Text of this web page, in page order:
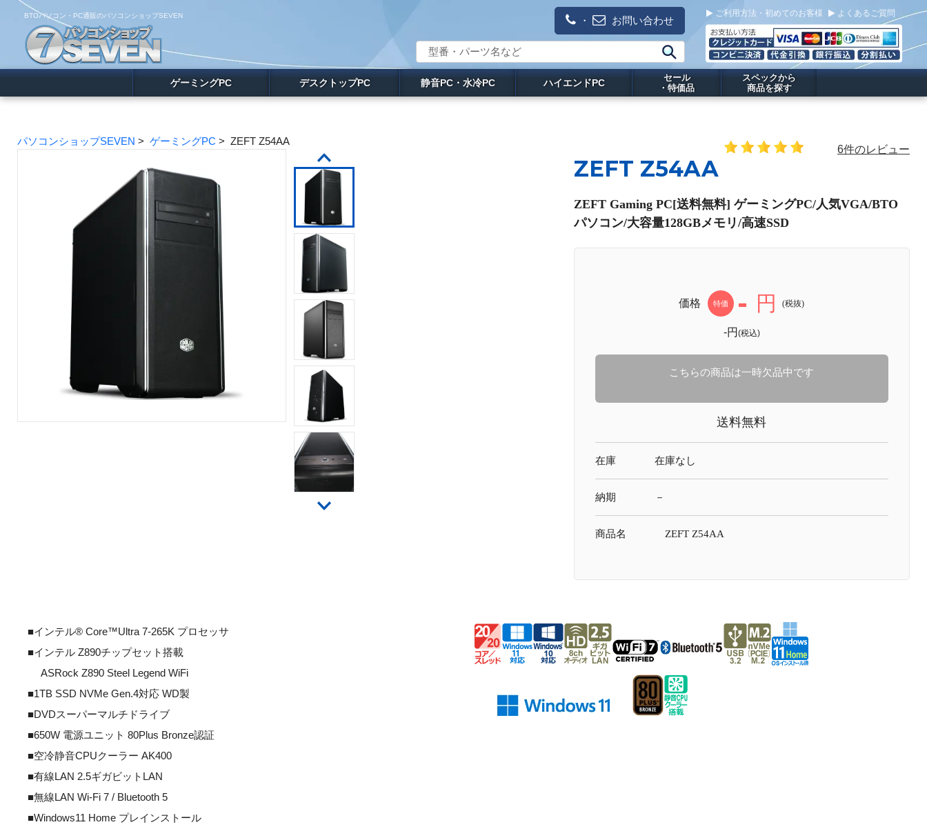
BTOパソコン・PC通販のパソコンショップSEVEN ・ お問い合わせ
ご利用方法・初めてのお客様 よくあるご質問
ゲーミングPC デスクトップPC 静音PC・水冷PC ハイエンドPC
セール
・特価品
スペックから
商品を探す
パソコンショップSEVEN > ゲーミングPC > ZEFT Z54AA
ZEFT Z54AA
6件のレビュー
ZEFT Gaming PC[送料無料] ゲーミングPC/人気VGA/BTO
パソコン/大容量128GBメモリ/高速SSD
価格 特価 - 円 (税抜)
-円 (税込)
こちらの商品は一時欠品中です
送料無料
在庫 在庫なし
納期 －
商品名 ZEFT Z54AA
■インテル® Core™Ultra 7-265K プロセッサ
■インテル Z890チップセット搭載
ASRock Z890 Steel Legend WiFi
■1TB SSD NVMe Gen.4対応 WD製
■DVDスーパーマルチドライブ
■650W 電源ユニット 80Plus Bronze認証
■空冷静音CPUクーラー AK400
■有線LAN 2.5ギガビットLAN
■無線LAN Wi-Fi 7 / Bluetooth 5
■Windows11 Home プレインストール